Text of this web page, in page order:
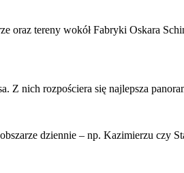
tereny wokół Fabryki Oskara
nich rozpościera się najlepsza
dziennie – np. Kazimierzu czy